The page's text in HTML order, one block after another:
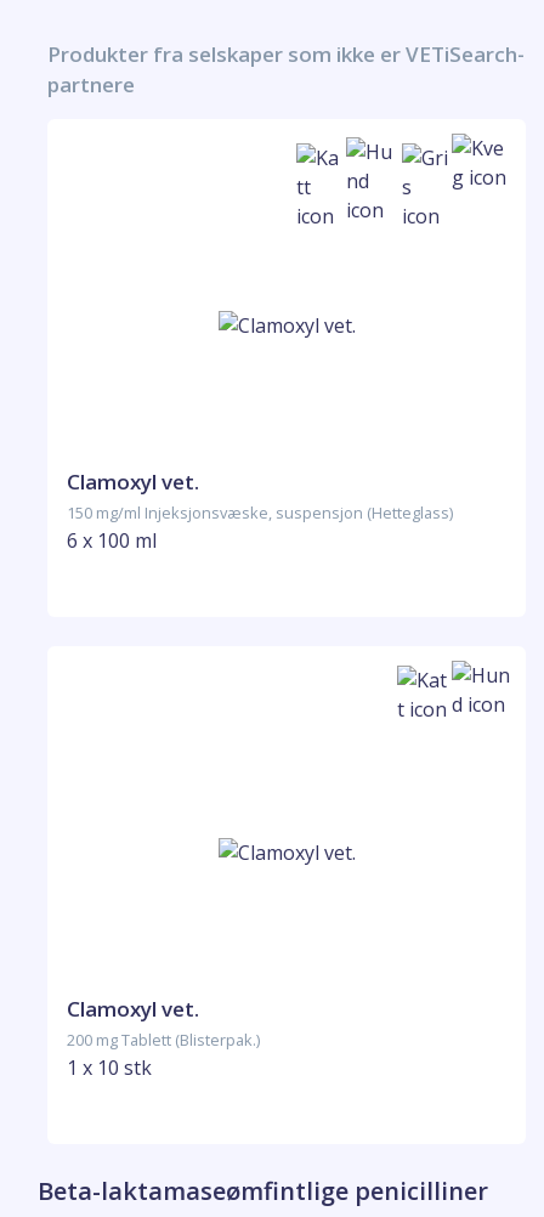
Produkter fra selskaper som ikke er VETiSearch-
partnere
Clamoxyl vet.
150 mg/ml Injeksjonsvæske, suspensjon (Hetteglass)
6 x 100 ml
Clamoxyl vet.
200 mg Tablett (Blisterpak.)
1 x 10 stk
Beta-laktamaseømfintlige penicilliner